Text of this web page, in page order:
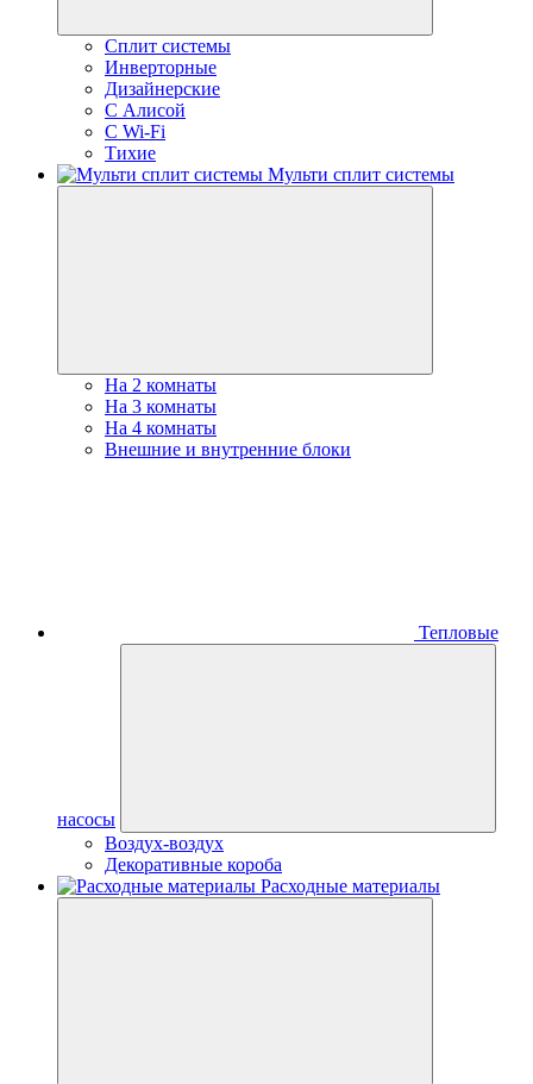
Сплит системы
Инверторные
Дизайнерские
С Алисой
C Wi-Fi
Тихие
Мульти сплит системы
На 2 комнаты
На 3 комнаты
На 4 комнаты
Внешние и внутренние блоки
Тепловые
насосы
Воздух-воздух
Декоративные короба
Расходные материалы